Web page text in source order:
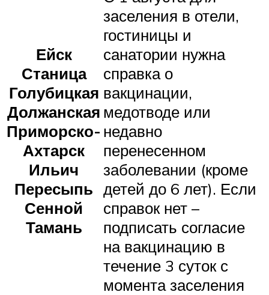
Ейск
Станица
Голубицкая
Должанская
Приморско-
Ахтарск
Ильич
Пересыпь
Сенной
Тамань
заселения в отели,
гостиницы и
санатории нужна
справка о
вакцинации,
медотводе или
недавно
перенесенном
заболевании (кроме
детей до 6 лет). Если
справок нет –
подписать согласие
на вакцинацию в
течение 3 суток с
момента заселения